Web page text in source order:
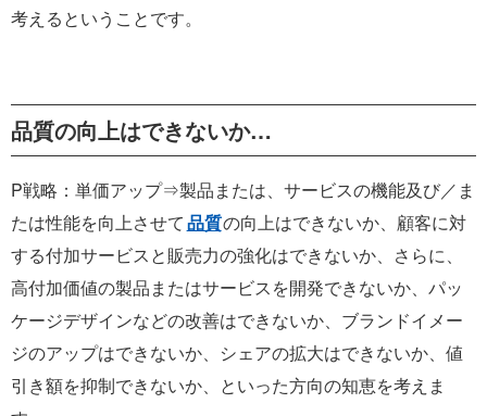
考えるということです。
品質の向上はできないか…
P戦略：単価アップ⇒製品または、サービスの機能及び／ま
たは性能を向上させて品質の向上はできないか、顧客に対
する付加サービスと販売力の強化はできないか、さらに、
高付加価値の製品またはサービスを開発できないか、パッ
ケージデザインなどの改善はできないか、ブランドイメー
ジのアップはできないか、シェアの拡大はできないか、値
引き額を抑制できないか、といった方向の知恵を考えま